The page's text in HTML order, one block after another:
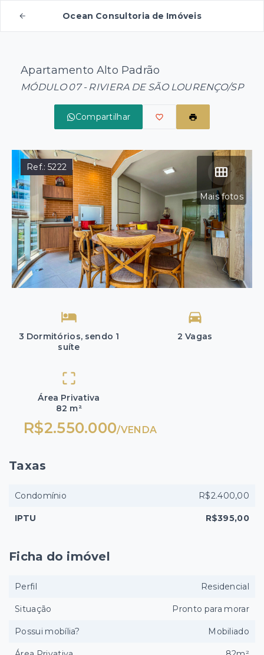
Ocean Consultoria de Imóveis
Apartamento Alto Padrão
MÓDULO 07 - RIVIERA DE SÃO LOURENÇO/SP
Compartilhar
Mais fotos
Ref.:5222
3 Dormitórios, sendo 1
suíte
2 Vagas
Área Privativa
82 m²
R$2.550.000/VENDA
Taxas
Condomínio R$2.400,00
IPTU R$395,00
Ficha do imóvel
Perfil Residencial
Situação Pronto para morar
Possui mobília? Mobiliado